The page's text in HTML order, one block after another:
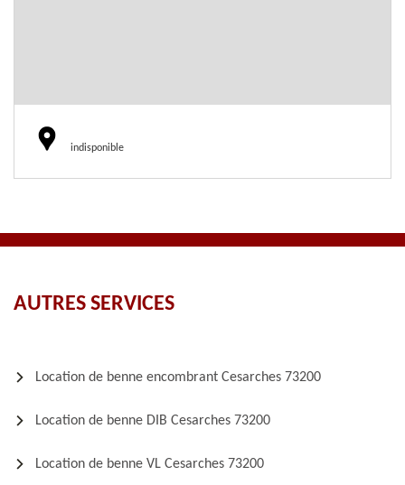
indisponible
AUTRES SERVICES
Location de benne encombrant Cesarches 73200
Location de benne DIB Cesarches 73200
Location de benne VL Cesarches 73200